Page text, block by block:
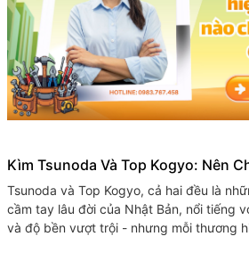
Kìm Tsunoda Và Top Kogyo: Nên
Nhật Bản Nào Cho Bộ Đồ Nghề
Tsunoda và Top​ Kogyo, cả hai đều là
cầm tay lâu đời của Nhật Bản, nổi tiếng
và độ bền vượt trội - nhưng mỗi thương